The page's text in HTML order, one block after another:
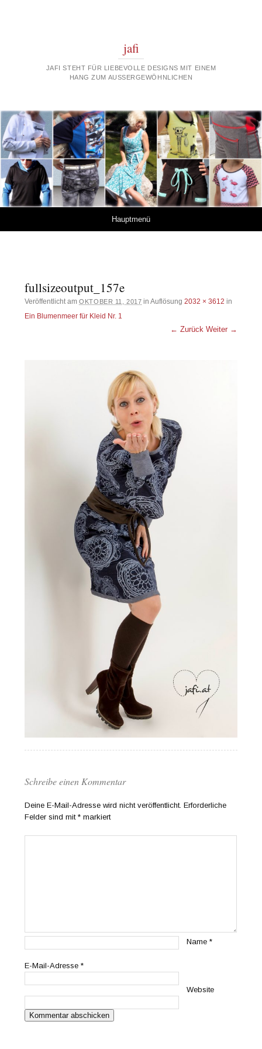
jafi
JAFI STEHT FÜR LIEBEVOLLE DESIGNS MIT EINEM
HANG ZUM AUSSERGEWÖHNLICHEN
Hauptmenü
fullsizeoutput_157e
Veröffentlicht amOKTOBER 11, 2017 in Auflösung2032 × 3612 in
Ein Blumenmeer für Kleid Nr. 1
← Zurück Weiter →
Schreibe einen Kommentar
Deine E-Mail-Adresse wird nicht veröffentlicht. Erforderliche
Felder sind mit* markiert
Name*
E-Mail-Adresse*
Website